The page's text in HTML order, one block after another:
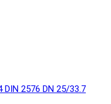
2576 DN 25/33.7